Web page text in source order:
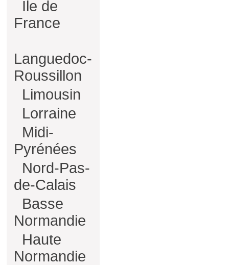
Ile de
France
Languedoc-
Roussillon
Limousin
Lorraine
Midi-
Pyrénées
Nord-Pas-
de-Calais
Basse
Normandie
Haute
Normandie